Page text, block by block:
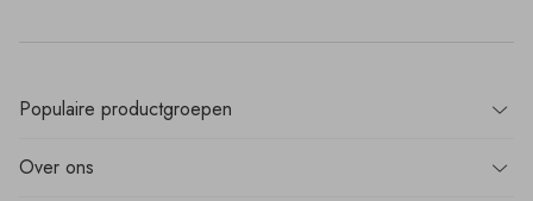
Populaire productgroepen
Over ons